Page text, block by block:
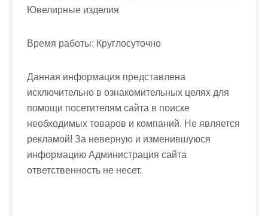
Ювелирные изделия
Время работы: Круглосуточно
Данная информация представлена
исключительно в ознакомительных целях для
помощи посетителям сайта в поиске
необходимых товаров и компаний. Не является
рекламой! За неверную и изменившуюся
информацию Администрация сайта
ответственность не несет.